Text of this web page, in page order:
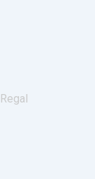
Regal